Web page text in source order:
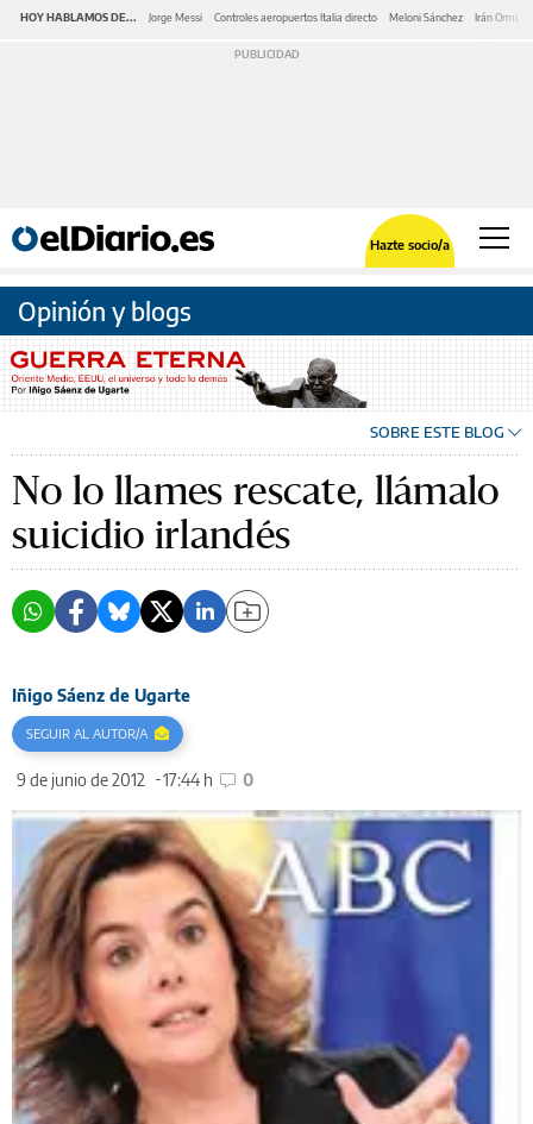
HOY HABLAMOS DE... Jorge Messi Controles aeropuertos Italia directo Meloni Sánchez Irán Ormuz
Hazte socio/a
Opinión y blogs
SOBRE ESTE BLOG
No lo llames rescate, llámalo
suicidio irlandés
Iñigo Sáenz de Ugarte
9 de junio de 2012 17:44 h 0
SEGUIR AL AUTOR/A